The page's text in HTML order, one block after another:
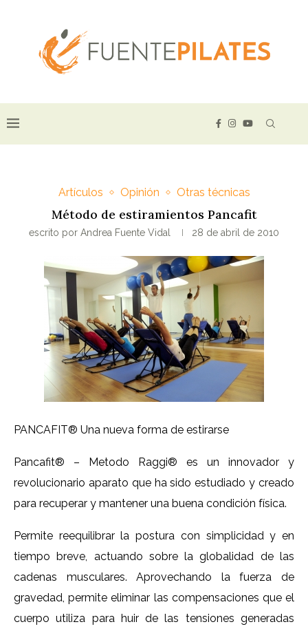
Artículos Opinión Otras técnicas
Método de estiramientos Pancafit
escrito por Andrea Fuente Vidal 28 de abril de 2010
PANCAFIT® Una nueva forma de estirarse
Pancafit® – Metodo Raggi® es un innovador y
revolucionario aparato que ha sido estudiado y creado
para recuperar y mantener una buena condición física.
Permite reequilibrar la postura con simplicidad y en
tiempo breve, actuando sobre la globalidad de las
cadenas musculares. Aprovechando la fuerza de
gravedad, permite eliminar las compensaciones que el
cuerpo utiliza para huir de las tensiones generadas